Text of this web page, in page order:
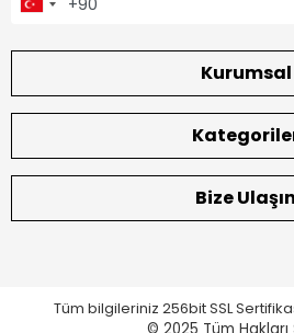
Kurumsal
Bize Ulaşın
Tüm bilgileriniz 256bit SSL